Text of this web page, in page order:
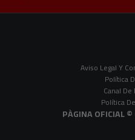
Aviso Legal Y
Política
Canal
Política
PÀGINA OFICIAL